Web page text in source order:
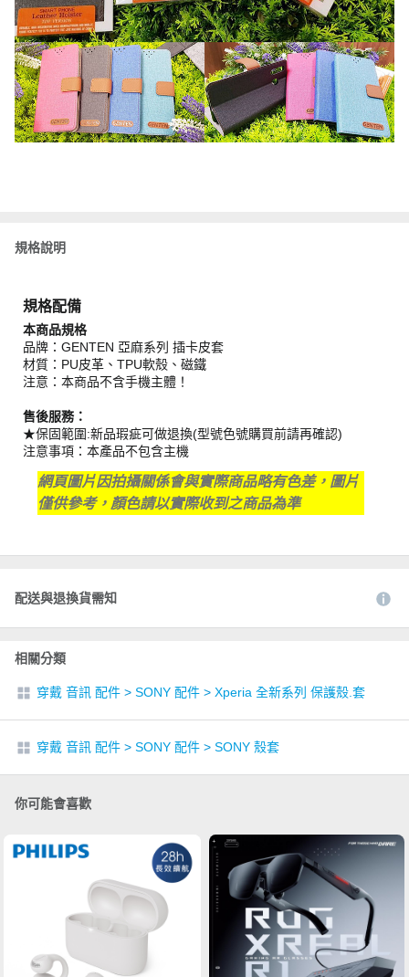
規格說明
規格配備
本商品規格
品牌：GENTEN 亞麻系列 插卡皮套
材質：PU皮革、TPU軟殼、磁鐵
注意：本商品不含手機主體！
售後服務：
★保固範圍:新品瑕疵可做退換(型號色號購買前請再確認)
注意事項：本產品不包含主機
網頁圖片因拍攝關係會與實際商品略有色差，圖片
僅供參考，顏色請以實際收到之商品為準
配送與退換貨需知
相關分類
穿戴 音訊 配件 > SONY 配件 > Xperia 全新系列 保護殼.套
穿戴 音訊 配件 > SONY 配件 > SONY 殼套
你可能會喜歡